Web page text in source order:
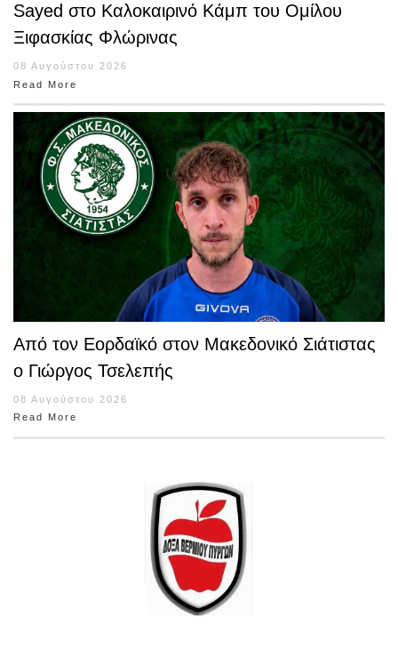
Sayed στο Καλοκαιρινό Κάμπ του Ομίλου
Ξιφασκίας Φλώρινας
08 Αυγούστου 2026
Read More
Από τον Εορδαϊκό στον Μακεδονικό Σιάτιστας
ο Γιώργος Τσελεπής
08 Αυγούστου 2026
Read More